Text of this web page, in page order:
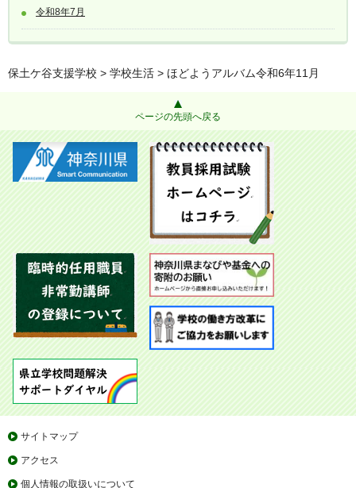
令和8年7月
保土ケ谷支援学校 > 学校生活 > ほどようアルバム令和6年11月
ページの先頭へ戻る
サイトマップ
アクセス
個人情報の取扱いについて